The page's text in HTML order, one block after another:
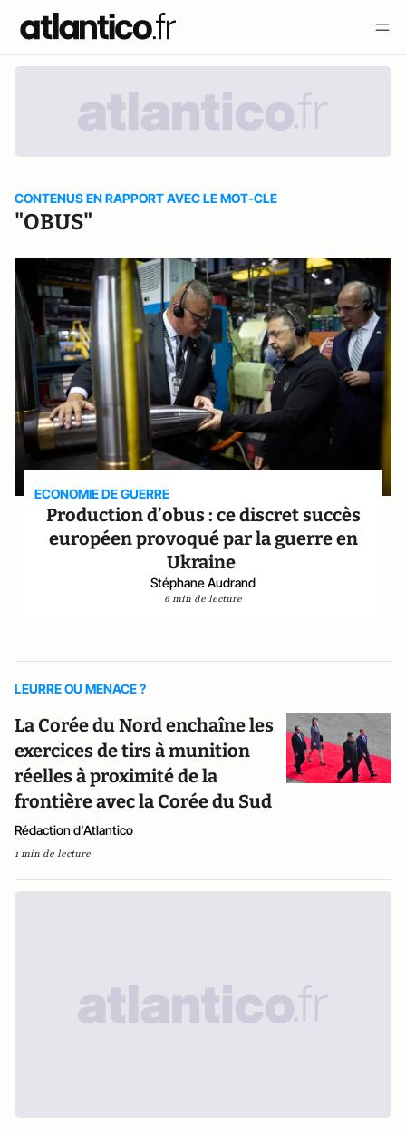
CONTENUS EN RAPPORT AVEC LE MOT-CLE
"OBUS"
ECONOMIE DE GUERRE
Production d’obus : ce discret succès
européen provoqué par la guerre en
Ukraine
Stéphane Audrand
6 min de lecture
LEURRE OU MENACE ?
La Corée du Nord enchaîne les
exercices de tirs à munition
réelles à proximité de la
frontière avec la Corée du Sud
Rédaction d'Atlantico
1 min de lecture